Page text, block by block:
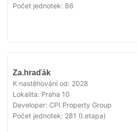
Počet jednotek: 86
Za.hraďák
K nastěhování od: 2028
Lokalita: Praha 10
Developer: CPI Property Group
Počet jednotek: 281 (I.etapa)